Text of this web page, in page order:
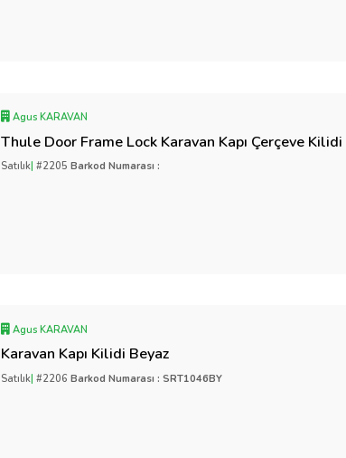
Agus KARAVAN
Thule Door Frame Lock Karavan Kapı Çerçeve Kilidi
Satılık| #2205Barkod Numarası :
Agus KARAVAN
Karavan Kapı Kilidi Beyaz
Satılık| #2206Barkod Numarası : SRT1046BY